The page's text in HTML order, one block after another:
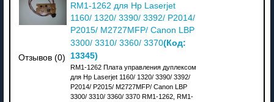
Отзывов (0)
RM1-1262 для Hp Laserjet
1160/ 1320/ 3390/ 3392/ P2014/
P2015/ M2727MFP/ Canon LBP
3300/ 3310/ 3360/ 3370(Код:
13345)
RM1-1262 Плата управления дуплексом
для Hp Laserjet 1160/ 1320/ 3390/ 3392/
P2014/ P2015/ M2727MFP/ Canon LBP
3300/ 3310/ 3360/ 3370 RM1-1262, RM1-